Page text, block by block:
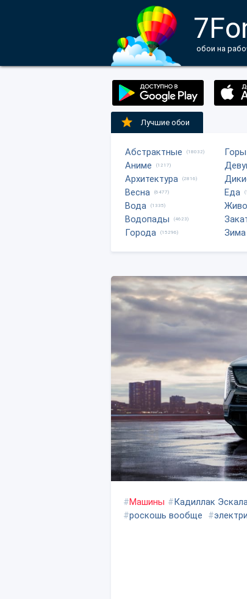
обои на
Лучшие обои
Абстрактные (18032)
Аниме (1217)
Архитектура (2816)
Весна (6477)
Вода (1335)
Водопады (4623)
Города (15296)
Горы
Еда
Зима
#Машины #Кадиллак
#роскошь вообще #